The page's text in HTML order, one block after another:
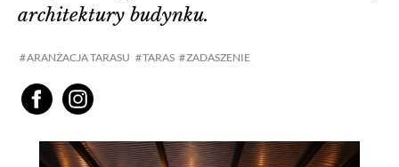
ARANŻACJA TARASU TARAS ZADASZENIE
architektury budynku.